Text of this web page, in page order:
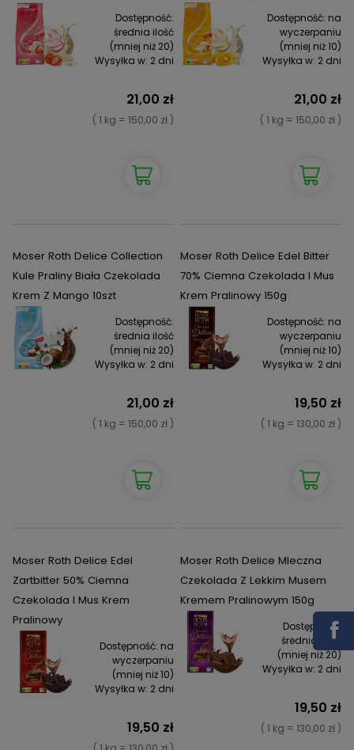
Dostępność:
średnia ilość
(mniej niż 20)
Wysyłka w: 2 dni
21,00 zł
( 1 kg = 150,00 zł )
Dostępność: na
wyczerpaniu
(mniej niż 10)
Wysyłka w: 2 dni
21,00 zł
( 1 kg = 150,00 zł )
Moser Roth Delice Collection
Kule Praliny Biała Czekolada
Krem Z Mango 10szt
Dostępność:
średnia ilość
(mniej niż 20)
Wysyłka w: 2 dni
21,00 zł
( 1 kg = 150,00 zł )
Moser Roth Delice Edel Bitter
70% Ciemna Czekolada I Mus
Krem Pralinowy 150g
Dostępność: na
wyczerpaniu
(mniej niż 10)
Wysyłka w: 2 dni
19,50 zł
( 1 kg = 130,00 zł )
Moser Roth Delice Edel
Zartbitter 50% Ciemna
Czekolada I Mus Krem
Pralinowy
Dostępność: na
wyczerpaniu
(mniej niż 10)
Wysyłka w: 2 dni
19,50 zł
Moser Roth Delice Mleczna
Czekolada Z Lekkim Musem
Kremem Pralinowym 150g
Dostępność:
średnia ilość
(mniej niż 20)
Wysyłka w: 2 dni
19,50 zł
( 1 kg = 130,00 zł )